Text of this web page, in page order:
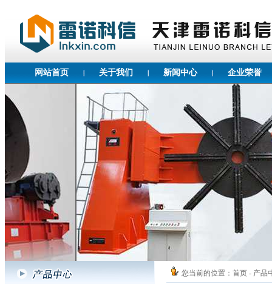
网站首页 关于我们 新闻中心 企业荣誉
您当前的位置： 首页 - 产品